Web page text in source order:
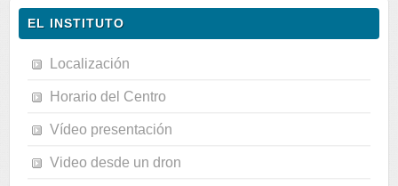
EL INSTITUTO
Localización
Horario del Centro
Vídeo presentación
Video desde un dron